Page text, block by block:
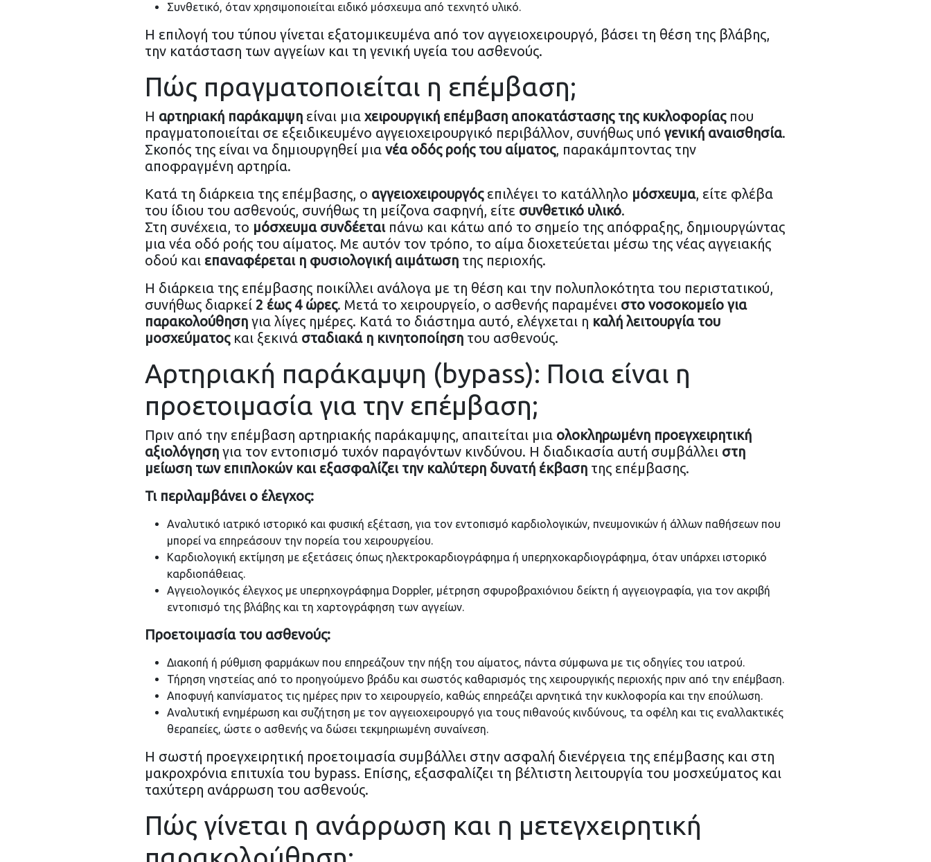
Συνθετικό, όταν χρησιμοποιείται ειδικό μόσχευμα από τεχνητό υλικό.
Η επιλογή του τύπου γίνεται εξατομικευμένα από τον αγγειοχειρουργό, βάσει τη θέση της βλάβης,
την κατάσταση των αγγείων και τη γενική υγεία του ασθενούς.
Πώς πραγματοποιείται η επέμβαση;
Η αρτηριακή παράκαμψη είναι μια χειρουργική επέμβαση αποκατάστασης της κυκλοφορίαςπου
πραγματοποιείται σε εξειδικευμένο αγγειοχειρουργικό περιβάλλον, συνήθως υπό γενική αναισθησία.
Σκοπός της είναι να δημιουργηθεί μια νέα οδός ροής του αίματος, παρακάμπτοντας την
αποφραγμένη αρτηρία.
Κατά τη διάρκεια της επέμβασης, ο αγγειοχειρουργόςεπιλέγει το κατάλληλο μόσχευμα, είτε φλέβα
του ίδιου του ασθενούς, συνήθως τη μείζονα σαφηνή, είτε συνθετικό υλικό.
Στη συνέχεια, το μόσχευμα συνδέεταιπάνω και κάτω από το σημείο της απόφραξης, δημιουργώντας
μια νέα οδό ροής του αίματος. Με αυτόν τον τρόπο, το αίμα διοχετεύεται μέσω της νέας αγγειακής
οδού και επαναφέρεται η φυσιολογική αιμάτωση της περιοχής.
Η διάρκεια της επέμβασης ποικίλλει ανάλογα με τη θέση και την πολυπλοκότητα του περιστατικού,
συνήθως διαρκεί 2 έως 4 ώρες. Μετά το χειρουργείο, ο ασθενής παραμένει στο νοσοκομείο για
παρακολούθηση για λίγες ημέρες. Κατά το διάστημα αυτό, ελέγχεται η καλή λειτουργία του
μοσχεύματοςκαι ξεκινά σταδιακά η κινητοποίηση του ασθενούς.
Αρτηριακή παράκαμψη (bypass): Ποια είναι η
προετοιμασία για την επέμβαση;
Πριν από την επέμβαση αρτηριακής παράκαμψης, απαιτείται μια ολοκληρωμένη προεγχειρητική
αξιολόγηση για τον εντοπισμό τυχόν παραγόντων κινδύνου. Η διαδικασία αυτή συμβάλλει στη
μείωση των επιπλοκών και εξασφαλίζει την καλύτερη δυνατή έκβαση της επέμβασης.
Τι περιλαμβάνει ο έλεγχος:
Αναλυτικό ιατρικό ιστορικό και φυσική εξέταση, για τον εντοπισμό καρδιολογικών, πνευμονικών ή άλλων παθήσεων που
μπορεί να επηρεάσουν την πορεία του χειρουργείου.
Καρδιολογική εκτίμηση με εξετάσεις όπως ηλεκτροκαρδιογράφημα ή υπερηχοκαρδιογράφημα, όταν υπάρχει ιστορικό
καρδιοπάθειας.
Αγγειολογικός έλεγχος με υπερηχογράφημα Doppler, μέτρηση σφυροβραχιόνιου δείκτη ή αγγειογραφία, για τον ακριβή
εντοπισμό της βλάβης και τη χαρτογράφηση των αγγείων.
Προετοιμασία του ασθενούς:
Διακοπή ή ρύθμιση φαρμάκων που επηρεάζουν την πήξη του αίματος, πάντα σύμφωνα με τις οδηγίες του ιατρού.
Τήρηση νηστείας από το προηγούμενο βράδυ και σωστός καθαρισμός της χειρουργικής περιοχής πριν από την επέμβαση.
Αποφυγή καπνίσματος τις ημέρες πριν το χειρουργείο, καθώς επηρεάζει αρνητικά την κυκλοφορία και την επούλωση.
Αναλυτική ενημέρωση και συζήτηση με τον αγγειοχειρουργό για τους πιθανούς κινδύνους, τα οφέλη και τις εναλλακτικές
θεραπείες, ώστε ο ασθενής να δώσει τεκμηριωμένη συναίνεση.
Η σωστή προεγχειρητική προετοιμασία συμβάλλει στην ασφαλή διενέργεια της επέμβασης και στη
μακροχρόνια επιτυχία του bypass. Επίσης, εξασφαλίζει τη βέλτιστη λειτουργία του μοσχεύματος και
ταχύτερη ανάρρωση του ασθενούς.
Πώς γίνεται η ανάρρωση και η μετεγχειρητική